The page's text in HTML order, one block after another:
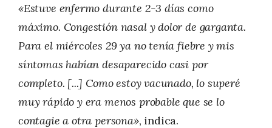
«Estuve enfermo durante 2-3 días como
máximo. Congestión nasal y dolor de garganta.
Para el miércoles 29 ya no tenía fiebre y mis
síntomas habían desaparecido casi por
completo. [...] Como estoy vacunado, lo superé
muy rápido y era menos probable que se lo
contagie a otra persona», indica.